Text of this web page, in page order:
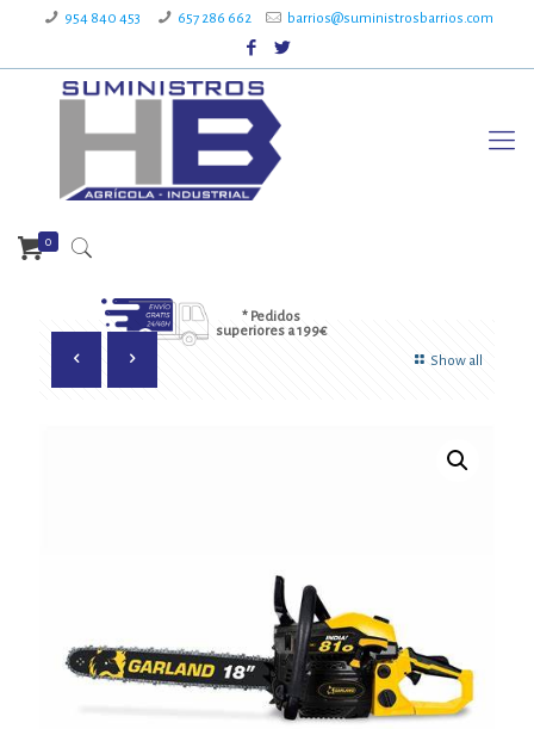
954 840 453 657 286 662 barrios@suministrosbarrios.com
* Pedidos
superiores a 199€
0
Show all